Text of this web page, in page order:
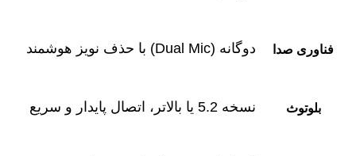
فناوری صدا دوگانه (Dual Mic) با حذف نویز هوشمند
بلوتوث نسخه 5.2 یا بالاتر، اتصال پایدار و سریع